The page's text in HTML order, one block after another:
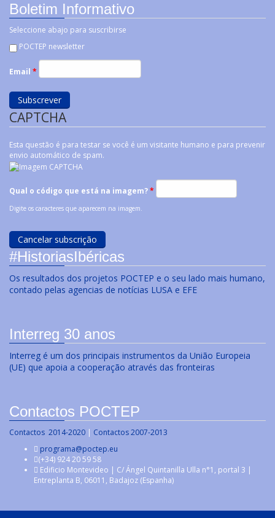
Boletim Informativo
Seleccione abajo para suscribirse
POCTEP newsletter
Email *
CAPTCHA
Esta questão é para testar se você é um visitante humano e para prevenir
envio automático de spam.
Qual o código que está na imagem?*
Digite os caracteres que aparecem na imagem.
#HistoriasIbéricas
Os resultados dos projetos POCTEP e o seu lado mais humano,
contado pelas agencias de notícias LUSA e EFE
Interreg 30 anos
Interreg é um dos principais instrumentos da União Europeia
(UE) que apoia a cooperação através das fronteiras
Contactos POCTEP
Contactos 2014-2020 | Contactos 2007-2013
programa@poctep.eu
(+34) 924 20 59 58
Edificio Montevideo | C/ Ángel Quintanilla Ulla n°1, portal 3 |
Entreplanta B, 06011, Badajoz (Espanha)